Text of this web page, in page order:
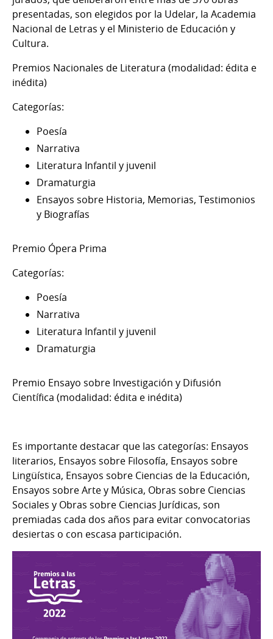
presentadas, son elegidos por la Udelar, la Academia
Nacional de Letras y el Ministerio de Educación y
Cultura.
Premios Nacionales de Literatura (modalidad: édita e
inédita)
Categorías:
Poesía
Narrativa
Literatura Infantil y juvenil
Dramaturgia
Ensayos sobre Historia, Memorias, Testimonios
y Biografías
Premio Ópera Prima
Categorías:
Poesía
Narrativa
Literatura Infantil y juvenil
Dramaturgia
Premio Ensayo sobre Investigación y Difusión
Científica (modalidad: édita e inédita)
Es importante destacar que las categorías: Ensayos
literarios, Ensayos sobre Filosofía, Ensayos sobre
Lingüística, Ensayos sobre Ciencias de la Educación,
Ensayos sobre Arte y Música, Obras sobre Ciencias
Sociales y Obras sobre Ciencias Jurídicas, son
premiadas cada dos años para evitar convocatorias
desiertas o con escasa participación.